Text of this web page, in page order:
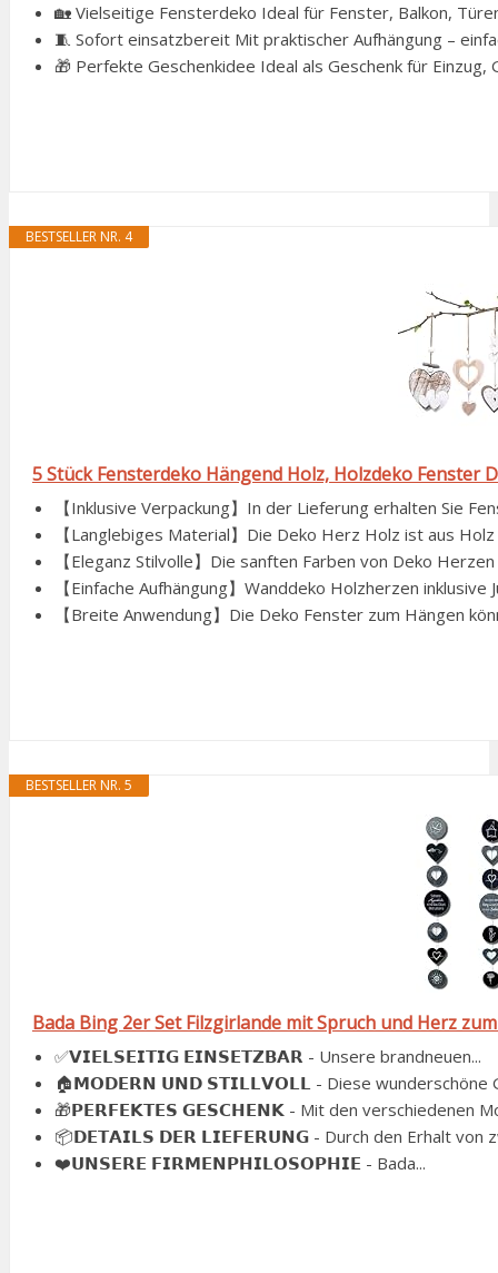
🏡 Vielseitige Fensterdeko Ideal für Fenster, Balkon,
🧵 Sofort einsatzbereit Mit praktischer Aufhängung –
🎁 Perfekte Geschenkidee Ideal als Geschenk für
BESTSELLER NR. 4
5 Stück Fensterdeko Hängend Holz, Holzdeko Fenster
【Inklusive Verpackung】In der Lieferung erhalten Sie
【Langlebiges Material】Die Deko Herz Holz ist aus
【Eleganz Stilvolle】Die sanften Farben von Deko
【Einfache Aufhängung】Wanddeko Holzherzen
【Breite Anwendung】Die Deko Fenster zum Hängen
BESTSELLER NR. 5
Bada Bing 2er Set Filzgirlande mit Spruch und Herz
✅𝗩𝗜𝗘𝗟𝗦𝗘𝗜𝗧𝗜𝗚 𝗘𝗜𝗡𝗦𝗘𝗧𝗭𝗕𝗔𝗥 - Unsere brandneuen...
🏠𝗠𝗢𝗗𝗘𝗥𝗡 𝗨𝗡𝗗 𝗦𝗧𝗜𝗟𝗟𝗩𝗢𝗟𝗟 - Diese wunderschöne
🎁𝗣𝗘𝗥𝗙𝗘𝗞𝗧𝗘𝗦 𝗚𝗘𝗦𝗖𝗛𝗘𝗡𝗞 - Mit den verschiedenen
📦𝗗𝗘𝗧𝗔𝗜𝗟𝗦 𝗗𝗘𝗥 𝗟𝗜𝗘𝗙𝗘𝗥𝗨𝗡𝗚 - Durch den Erhalt von
❤️𝗨𝗡𝗦𝗘𝗥𝗘 𝗙𝗜𝗥𝗠𝗘𝗡𝗣𝗛𝗜𝗟𝗢𝗦𝗢𝗣𝗛𝗜𝗘 - Bada...